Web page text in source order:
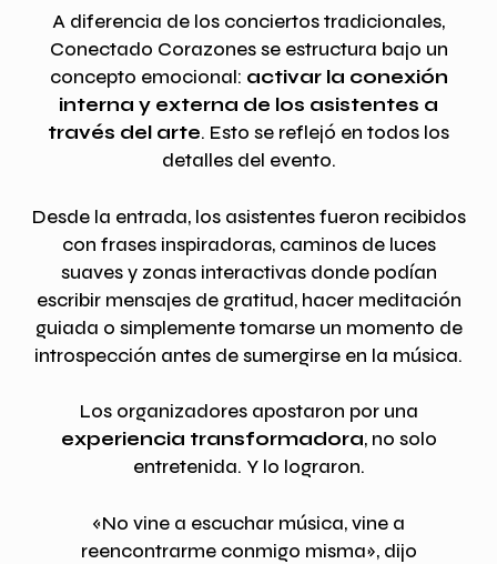
A diferencia de los conciertos tradicionales,
Conectado Corazones se estructura bajo un
concepto emocional: activar la conexión
interna y externa de los asistentes a
través del arte. Esto se reflejó en todos los
detalles del evento.
Desde la entrada, los asistentes fueron recibidos
con frases inspiradoras, caminos de luces
suaves y zonas interactivas donde podían
escribir mensajes de gratitud, hacer meditación
guiada o simplemente tomarse un momento de
introspección antes de sumergirse en la música.
Los organizadores apostaron por una
experiencia transformadora, no solo
entretenida. Y lo lograron.
«No vine a escuchar música, vine a
reencontrarme conmigo misma», dijo